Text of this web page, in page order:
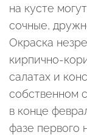
на кусте
сочные,
Окраска
кирпично-
салатах и
собственном
в конце
фазе первого